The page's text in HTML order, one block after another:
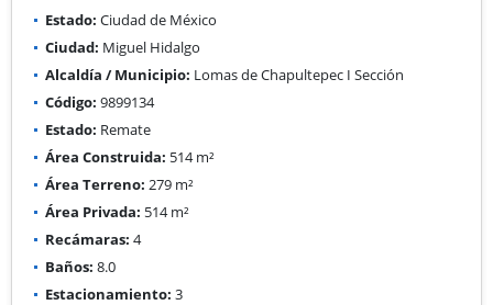
Estado: Ciudad de México
Ciudad: Miguel Hidalgo
Alcaldía / Municipio: Lomas de Chapultepec I Sección
Código: 9899134
Estado: Remate
Área Construida: 514 m²
Área Terreno: 279 m²
Área Privada: 514 m²
Recámaras: 4
Baños: 8.0
Estacionamiento: 3